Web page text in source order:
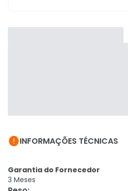
INFORMAÇÕES TÉCNICAS
Garantia do Fornecedor
3 Meses